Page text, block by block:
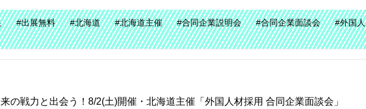
#出展無料 #北海道 #北海道主催 #合同企業説明会 #合同企業面談会 #外国人
の戦力と出会う！8/2(土)開催・北海道主催「外国人材採用 合同企業面談会」